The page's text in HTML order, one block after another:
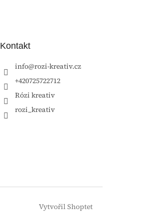
Kontakt
info@rozi-kreativ.cz
+420725722712
Rózi kreativ
rozi_kreativ
Vytvořil Shoptet